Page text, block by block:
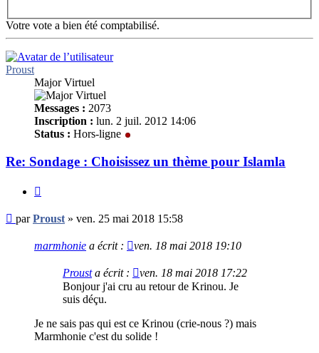
Votre vote a bien été comptabilisé.
Proust
Major Virtuel
Messages : 2073
Inscription : lun. 2 juil. 2012 14:06
Status : Hors-ligne
Re: Sondage : Choisissez un thème pour Islamla
Message
non
parProust » ven. 25 mai 2018 15:58
marmhonie a écrit : ven. 18 mai 2018 19:10
Prousta écrit :
ven. 18 mai 2018 17:22
Bonjour j'ai cru au retour de Krinou. Je
suis déçu.
Je ne sais pas qui est ce Krinou (crie-nous ?) mais
Marmhonie c'est du solide !